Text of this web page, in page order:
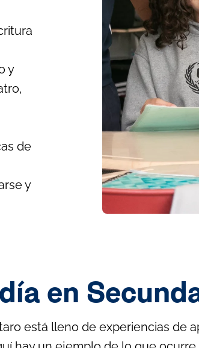
y
de
y
en
está lleno de experiencias de